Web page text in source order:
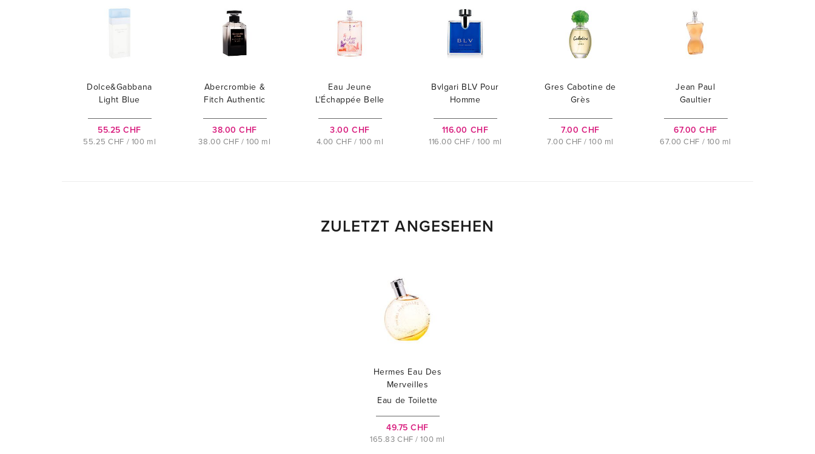
Dolce&Gabbana
Light Blue
55.25 CHF
55.25 CHF / 100 ml
Abercrombie &
Fitch Authentic
38.00 CHF
38.00 CHF / 100 ml
Eau Jeune
L'Échappée Belle
3.00 CHF
4.00 CHF / 100 ml
Bvlgari BLV Pour
Homme
116.00 CHF
116.00 CHF / 100 ml
Gres Cabotine de
Grès
7.00 CHF
7.00 CHF / 100 ml
Jean Paul
Gaultier
67.00 CHF
67.00 CHF / 100 ml
ZULETZT ANGESEHEN
Hermes Eau Des
Merveilles
Eau de Toilette
49.75 CHF
165.83 CHF / 100 ml